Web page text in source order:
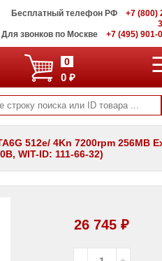
Бесплатный телефон РФ
+7 (800)
Для звонков по Москве
+7 (495) 901-
0
0 ₽
512e/ 4Kn 7200rpm 256MB
WIT-ID: 111-66-32)
26 745 ₽